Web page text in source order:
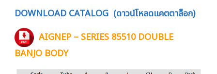
DOWNLOAD CATALOG (ดาวน์โหลดแคตตาล็อก)
AIGNEP – SERIES 85510 DOUBLE
BANJO BODY